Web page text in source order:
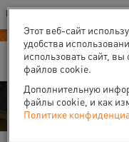
Ваш город:Воронеж
В Вашем регионе нет наших
Аренда
Этот веб-сайт
удобства
использовать сайт,
файлов cookie.
Дополнительную
файлы cookie, и как
Политике